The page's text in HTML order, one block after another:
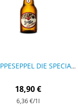
SCHLAPPESEPPEL DIE SPECIALITÄT „SEPPEL’SCHE“ - 9 FLASCHEN
18,90 €
6,36 €/1l